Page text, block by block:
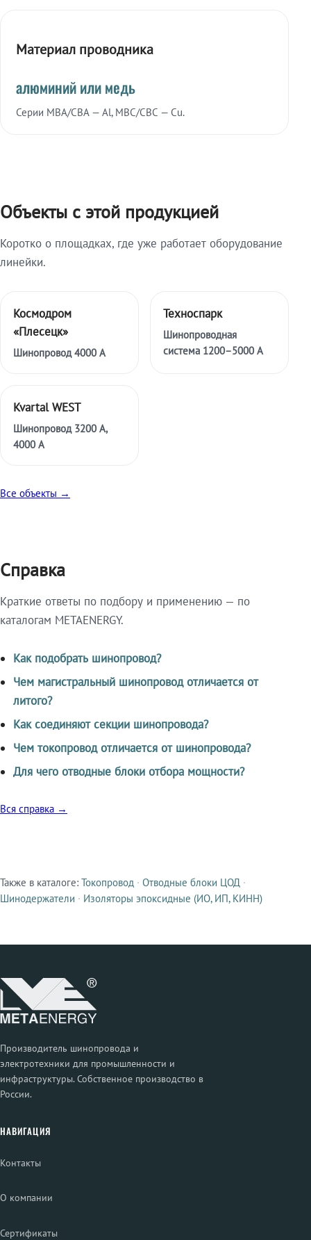
Материал проводника
алюминий или медь
Серии МВА/СВА — Al, МВС/СВС — Cu.
Объекты с этой продукцией
Коротко о площадках, где уже работает оборудование
линейки.
Космодром
«Плесецк»
Шинопровод 4000 А
Техноспарк
Шинопроводная
система 1200–5000 А
Kvartal WEST
Шинопровод 3200 А,
4000 А
Все объекты →
Справка
Краткие ответы по подбору и применению — по
каталогам METAENERGY.
Как подобрать шинопровод?
Чем магистральный шинопровод отличается от
литого?
Как соединяют секции шинопровода?
Чем токопровод отличается от шинопровода?
Для чего отводные блоки отбора мощности?
Вся справка →
Смежные продукты
Также в каталоге: Токопровод · Отводные блоки ЦОД ·
Шинодержатели · Изоляторы эпоксидные (ИО, ИП, КИНН)
Производитель шинопровода и
электротехники для промышленности и
инфраструктуры. Собственное производство в
России.
НАВИГАЦИЯ
Контакты
О компании
Сертификаты